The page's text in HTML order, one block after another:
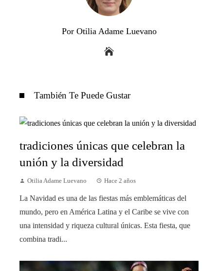
Por Otilia Adame Luevano
También Te Puede Gustar
tradiciones únicas que celebran la
unión y la diversidad
Otilia Adame Luevano Hace 2 años
La Navidad es una de las fiestas más emblemáticas del
mundo, pero en América Latina y el Caribe se vive con
una intensidad y riqueza cultural únicas. Esta fiesta, que
combina tradi...